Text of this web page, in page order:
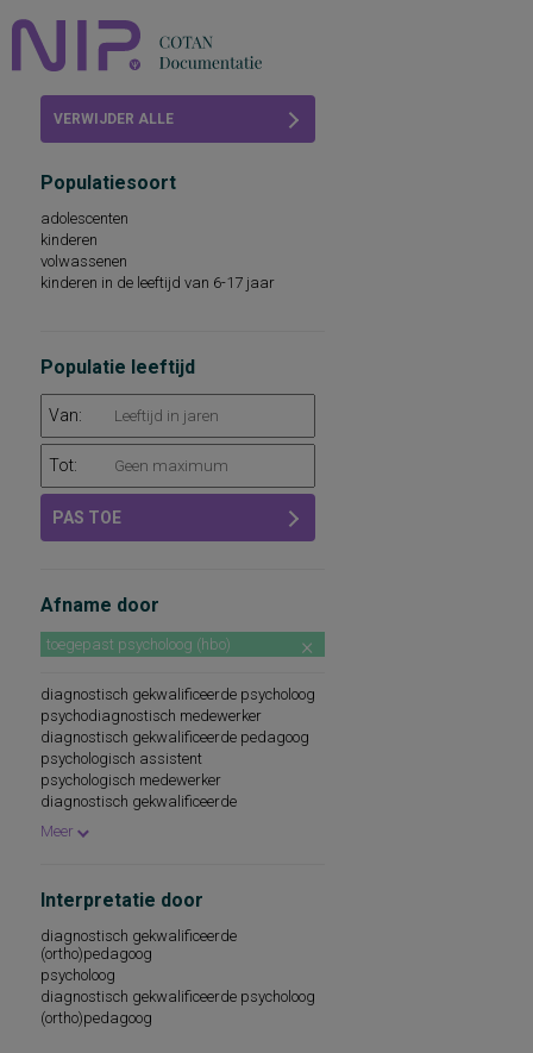
FAQ
VERWIJDER ALLE
Populatiesoort
adolescenten
kinderen
volwassenen
kinderen in de leeftijd van 6-17 jaar
Populatie leeftijd
Van:
Tot:
PAS TOE
Afname door
toegepast psycholoog (hbo)
diagnostisch gekwalificeerde psycholoog
psychodiagnostisch medewerker
diagnostisch gekwalificeerde pedagoog
psychologisch assistent
psychologisch medewerker
diagnostisch gekwalificeerde
diagnostisch gekwalificeerde
gekwalificeerde psycholoog
Meer
Interpretatie door
diagnostisch gekwalificeerde
(ortho)pedagoog
psycholoog
diagnostisch gekwalificeerde psycholoog
(ortho)pedagoog